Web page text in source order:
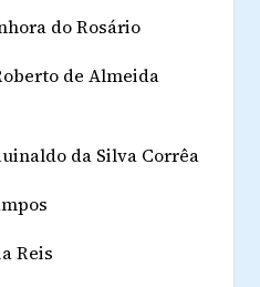
do Rosário
de Almeida
da Silva Corrêa
Reis